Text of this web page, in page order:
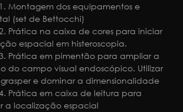
Montagem dos equipamentos e
(set de Bettocchi)
Prática na caixa de cores para iniciar
espacial em histeroscopia.
Prática em pimentão para ampliar a
do campo visual endoscópico. Utilizar
e dominar a dimensionalidade
Prática em caixa de leitura para
a localização espacial